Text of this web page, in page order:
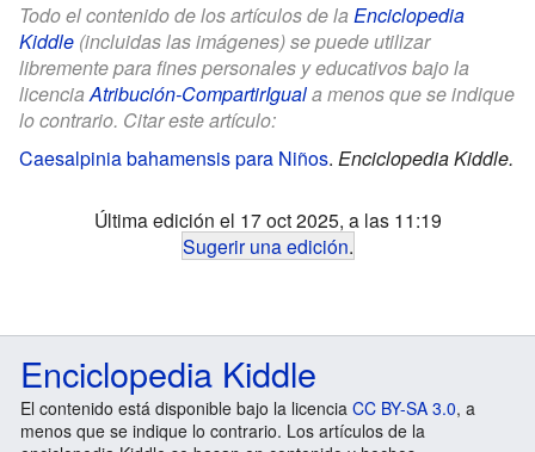
Todo el contenido de los artículos de la Enciclopedia
Kiddle (incluidas las imágenes) se puede utilizar
libremente para fines personales y educativos bajo la
licenciaAtribución-CompartirIguala menos que se indique
lo contrario. Citar este artículo:
Caesalpinia bahamensis para Niños. Enciclopedia Kiddle.
Última edición el 17 oct 2025, a las 11:19
Sugerir una edición.
Enciclopedia Kiddle
El contenido está disponible bajo la licencia CC BY-SA 3.0, a
menos que se indique lo contrario. Los artículos de la